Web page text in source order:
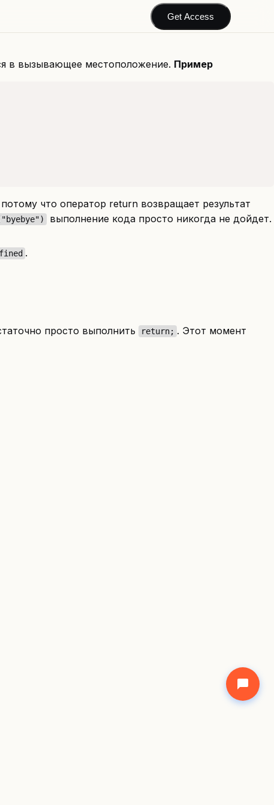
Get Access
в вызывающее местоположение. Пример
что оператор return возвращает результат
выполнение кода просто никогда не дойдет.
.
просто выполнить
return; . Этот момент